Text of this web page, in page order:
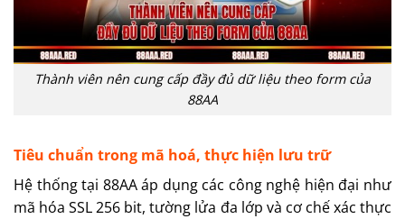
Thành viên nên cung cấp đầy đủ dữ liệu theo form của
88AA
Tiêu chuẩn trong mã hoá, thực hiện lưu trữ
Hệ thống tại 88AA áp dụng các công nghệ hiện đại như
mã hóa SSL 256 bit, tường lửa đa lớp và cơ chế xác thực